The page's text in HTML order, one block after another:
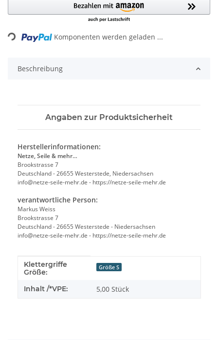
Loading... Komponenten werden geladen ...
Beschreibung
Angaben zur Produktsicherheit
Herstellerinformationen:
Netze, Seile & mehr…
Brookstrasse 7
Deutschland - 26655 Westerstede, Niedersachsen
info@netze-seile-mehr.de - https://netze-seile-mehr.de
verantwortliche Person:
Markus Weiss
Brookstrasse 7
Deutschland - 26655 Westerstede - Niedersachsen
info@netze-seile-mehr.de - https://netze-seile-mehr.de
Produkteigenschaft
Wert
Klettergriffe
Größe:
Größe S
Inhalt /*VPE: 5,00 Stück